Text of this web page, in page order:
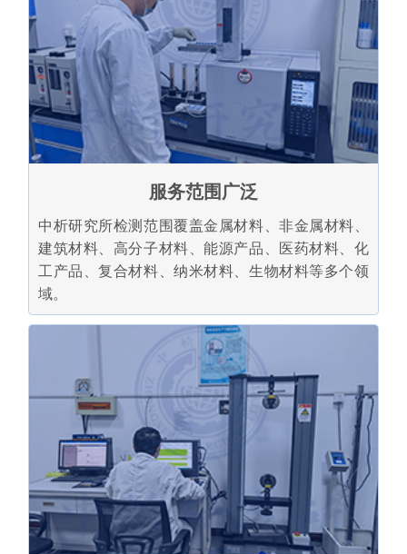
服务范围广泛
中析研究所检测范围覆盖金属材料、非金属材料、
建筑材料、高分子材料、能源产品、医药材料、化
工产品、复合材料、纳米材料、生物材料等多个领
域。